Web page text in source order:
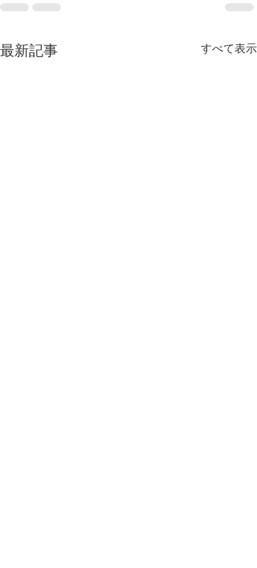
最新記事 すべて表示